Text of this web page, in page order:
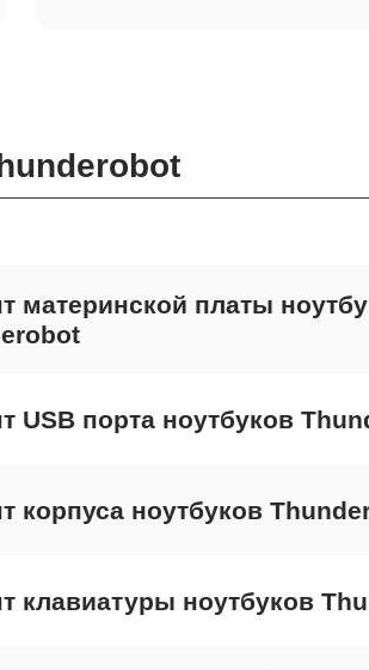
материнской платы
USB порта ноутбуков
корпуса ноутбуков
клавиатуры ноутбуков